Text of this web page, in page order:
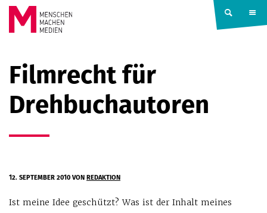
Springe zum Inhalt
MACHEN
MEDIEN
Filmrecht für
Drehbuchautoren
12. SEPTEMBER 2010VONREDAKTION
Ist meine Idee geschützt? Was ist der Inhalt meines